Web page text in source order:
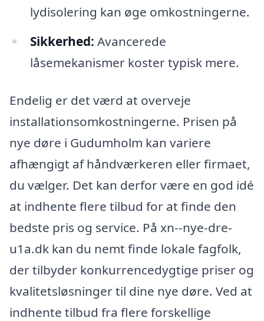
lydisolering kan øge omkostningerne.
Sikkerhed: Avancerede
låsemekanismer koster typisk mere.
Endelig er det værd at overveje
installationsomkostningerne. Prisen på
nye døre i Gudumholm kan variere
afhængigt af håndværkeren eller firmaet,
du vælger. Det kan derfor være en god idé
at indhente flere tilbud for at finde den
bedste pris og service. På xn--nye-dre-
u1a.dk kan du nemt finde lokale fagfolk,
der tilbyder konkurrencedygtige priser og
kvalitetsløsninger til dine nye døre. Ved at
indhente tilbud fra flere forskellige